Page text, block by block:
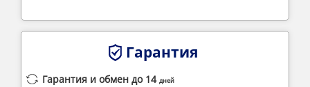
Гарантия
Гарантия и обмен до 14 дней